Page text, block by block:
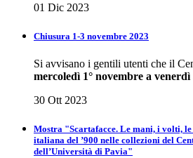
01 Dic 2023
Chiusura 1-3 novembre 2023
Si avvisano i gentili utenti che il
mercoledì 1° novembre a
30 Ott 2023
Mostra "Scartafacce. Le mani, i volti,
italiana del ’900 nelle collezioni del
dell’Università di Pavia"